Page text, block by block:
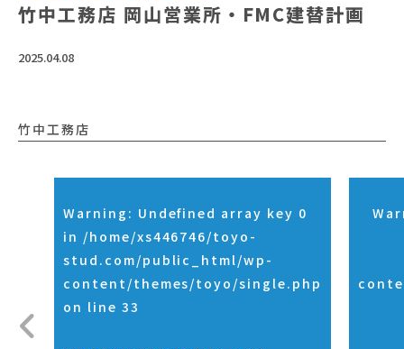
竹中工務店 岡山営業所・FMC建替計画
2025.04.08
竹中工務店
Warning : Undefined array key 0
in /home/xs446746/toyo-
stud.com/public_html/wp-
content/themes/toyo/single.php
on line 33